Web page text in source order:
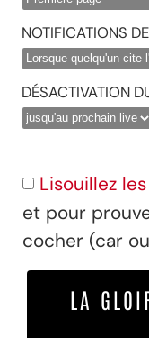
NOTIFICATIONS
DÉSACTIVATION
Lisouillez
et pour
cocher (car
LA